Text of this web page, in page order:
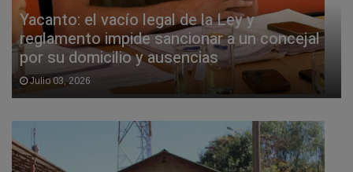
Yacanto: el vacío legal de la Ley y
reglamento impide sancionar a un concejal
por su domicilio y ausencias
Julio 03, 2026